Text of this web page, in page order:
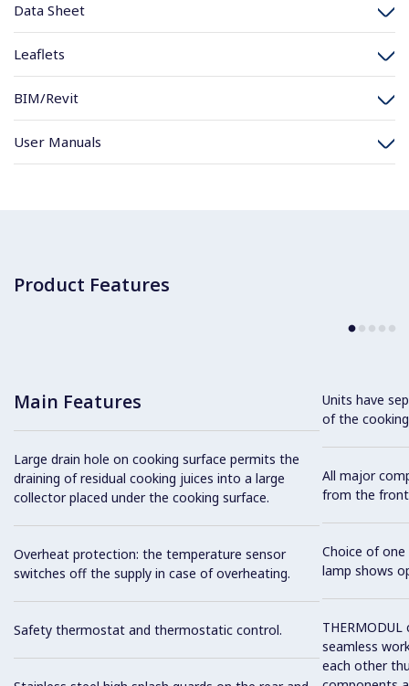
Data Sheet
Leaflets
BIM/Revit
User Manuals
Product Features
Main Features
Large drain hole on cooking surface permits the
draining of residual cooking juices into a large
collector placed under the cooking surface.
Overheat protection: the temperature sensor
switches off the supply in case of overheating.
Safety thermostat and thermostatic control.
Units have
of the
All major
from the
Choice of
lamp shows
seamless
each other